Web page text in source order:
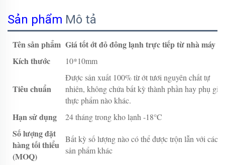
Sản phẩm Mô tả
Tên sản phẩm Giá tốt ớt đỏ đông lạnh trực tiếp từ nhà máy
Kích thước
10*10mm
Tiêu chuẩn
Được sản xuất 100% từ ớt tươi nguyên chất tự
nhiên, không chứa bất kỳ thành phần hay phụ gia
thực phẩm nào khác.
Hạn sử dụng 24 tháng trong kho lạnh -18°C
Số lượng đặt
hàng tối thiểu
(MOQ)
Bất kỳ số lượng nào có thể được trộn lẫn với các
sản phẩm khác